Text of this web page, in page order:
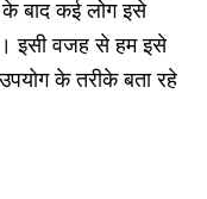
बाद कई लोग इसे
इसी वजह से हम इसे
के तरीके बता रहे